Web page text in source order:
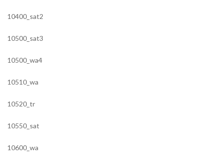
10400_sat2
10500_sat3
10500_wa4
10510_wa
10520_tr
10550_sat
10600_wa